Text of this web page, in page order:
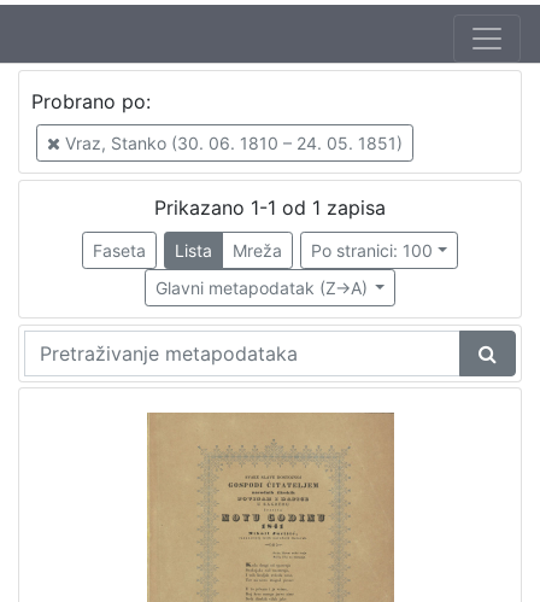
Jezik
hrvatski
Sitni tisak
Probrano po:
Vraz, Stanko (30. 06. 1810 – 24. 05. 1851)
Prikazano 1-1 od 1 zapisa
Faseta Lista Mreža
Po stranici: 100
Glavni metapodatak (Z->A)